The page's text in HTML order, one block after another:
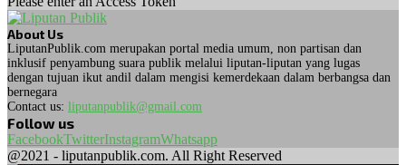
About Us
LiputanPublik.com merupakan portal media umum, non partisan dan
inklusif penyambung suara publik melalui liputan-liputan yang lugas
dengan tujuan ikut andil dalam mengisi kemerdekaan dalam berbangsa dan
bernegara
Contact us: liputanpublik@gmail.com
Follow us
FacebookTwitterInstagramWhatsapp
@2021 - liputanpublik.com. All Right Reserved